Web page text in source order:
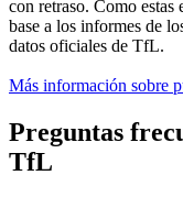
con retraso. Como estas
base a los informes de
datos oficiales de TfL.
Más información sobre
Preguntas
TfL